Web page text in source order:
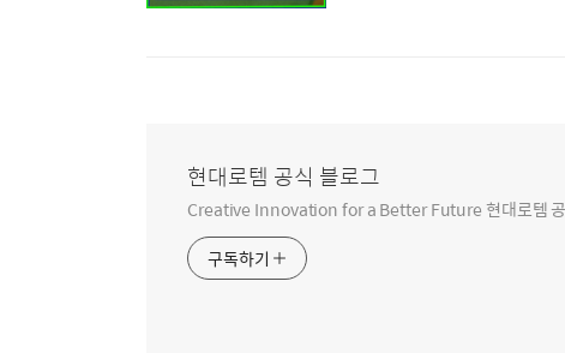
현대로템 공식 블로그
Creative Innovation for a Better Future 현대로템
구독하기